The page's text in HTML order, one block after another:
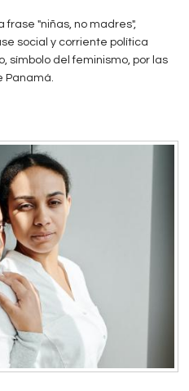
frase "niñas, no madres",
social y corriente política
símbolo del feminismo, por las
Panamá.